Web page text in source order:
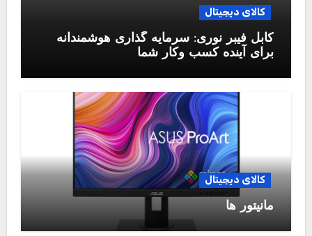
کالای دیجیتال
کابل فیبر نوری: سرمایه گذاری هوشمندانه
برای آینده کسب وکار شما
کالای دیجیتال
مانیتور ها